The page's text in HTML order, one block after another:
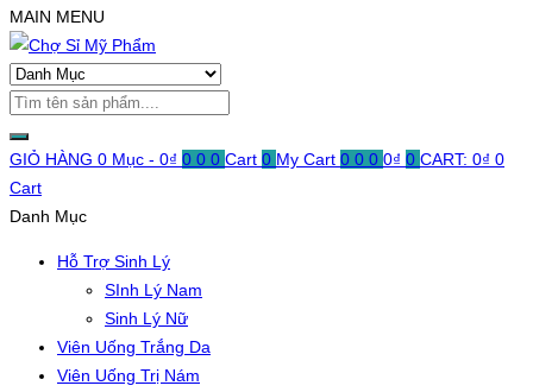
MAIN MENU
GIỎ HÀNG 0 Mục - 0₫ 0 0 0 Cart 0 My Cart 0 0 0 0₫ 0 CART: 0₫ 0
Cart
Danh Mục
Hỗ Trợ Sinh Lý
SInh Lý Nam
Sinh Lý Nữ
Viên Uống Trắng Da
Viên Uống Trị Nám